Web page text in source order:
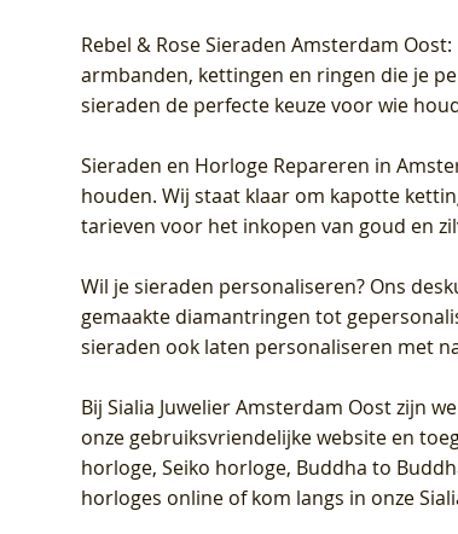
Rebel & Rose Sieraden Amsterdam Oost
armbanden, kettingen en ringen die je
sieraden de perfecte keuze voor wie
Sieraden en Horloge Repareren in
houden. Wij staat klaar om kapotte
tarieven voor het inkopen van goud en
Wil je sieraden personaliseren? Ons
gemaakte diamantringen tot
sieraden ook laten personaliseren met
BijSialia Juwelier Amsterdam Oostzijn
onze gebruiksvriendelijke website en
horloge, Seiko horloge, Buddha to
horloges online of kom langs in onze